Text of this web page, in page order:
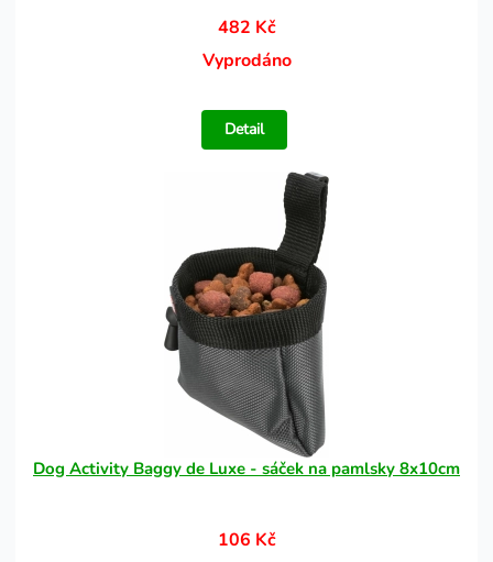
482 Kč
Vyprodáno
Detail
Dog Activity Baggy de Luxe - sáček na pamlsky 8x10cm
106 Kč